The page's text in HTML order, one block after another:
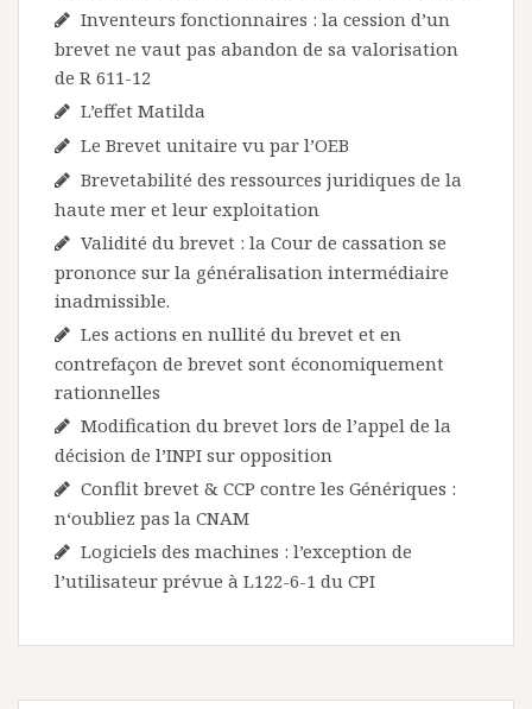
Inventeurs fonctionnaires : la cession d’un
brevet ne vaut pas abandon de sa valorisation
de R 611-12
L’effet Matilda
Le Brevet unitaire vu par l’OEB
Brevetabilité des ressources juridiques de la
haute mer et leur exploitation
Validité du brevet : la Cour de cassation se
prononce sur la généralisation intermédiaire
inadmissible.
Les actions en nullité du brevet et en
contrefaçon de brevet sont économiquement
rationnelles
Modification du brevet lors de l’appel de la
décision de l’INPI sur opposition
Conflit brevet & CCP contre les Génériques :
n‘oubliez pas la CNAM
Logiciels des machines : l’exception de
l’utilisateur prévue à L122-6-1 du CPI